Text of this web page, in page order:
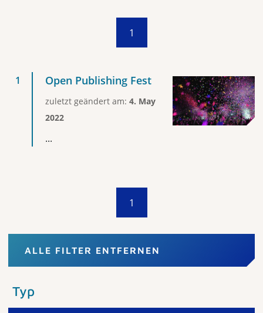
1
Open Publishing Fest
zuletzt geändert am: 4. May
2022
...
1
ALLE FILTER ENTFERNEN
Typ